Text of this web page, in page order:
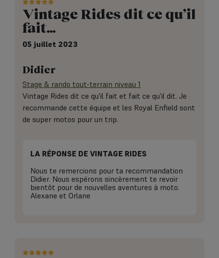
Vintage Rides dit ce qu’il
fait…
05 juillet 2023
Didier
Stage & rando tout-terrain niveau 1
Vintage Rides dit ce qu'il fait et fait ce qu'il dit. Je
recommande cette équipe et les Royal Enfield sont
de super motos pour un trip.
LA RÉPONSE DE VINTAGE RIDES
Nous te remercions pour ta recommandation
Didier. Nous espérons sincèrement te revoir
bientôt pour de nouvelles aventures à moto.
Alexane et Orlane